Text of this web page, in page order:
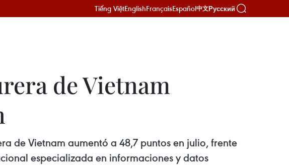
Tiếng ViệtEnglishFrançaisEspañol中文Русский
de Vietnam
de Vietnam aumentó a 48,7 puntos en julio, frente
especializada en informaciones y datos